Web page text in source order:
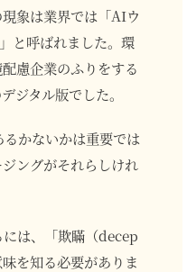
象は業界では「AIウ
と呼ばれました。環
慮企業のふりをする
ジタル版でした。
かないかは重要では
ングがそれらしけれ
は、「欺瞞（decep
を知る必要がありま